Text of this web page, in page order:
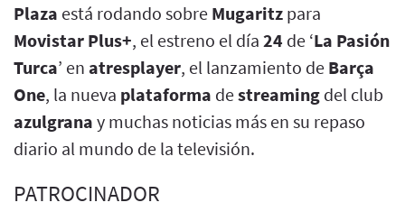
Plaza está rodando sobre Mugaritz para
Movistar Plus+, el estreno el día 24 de ‘La Pasión
Turca’ en atresplayer, el lanzamiento de Barça
One, la nueva plataforma destreaming del club
azulgrana y muchas noticias más en su repaso
diario al mundo de la televisión.
PATROCINADOR